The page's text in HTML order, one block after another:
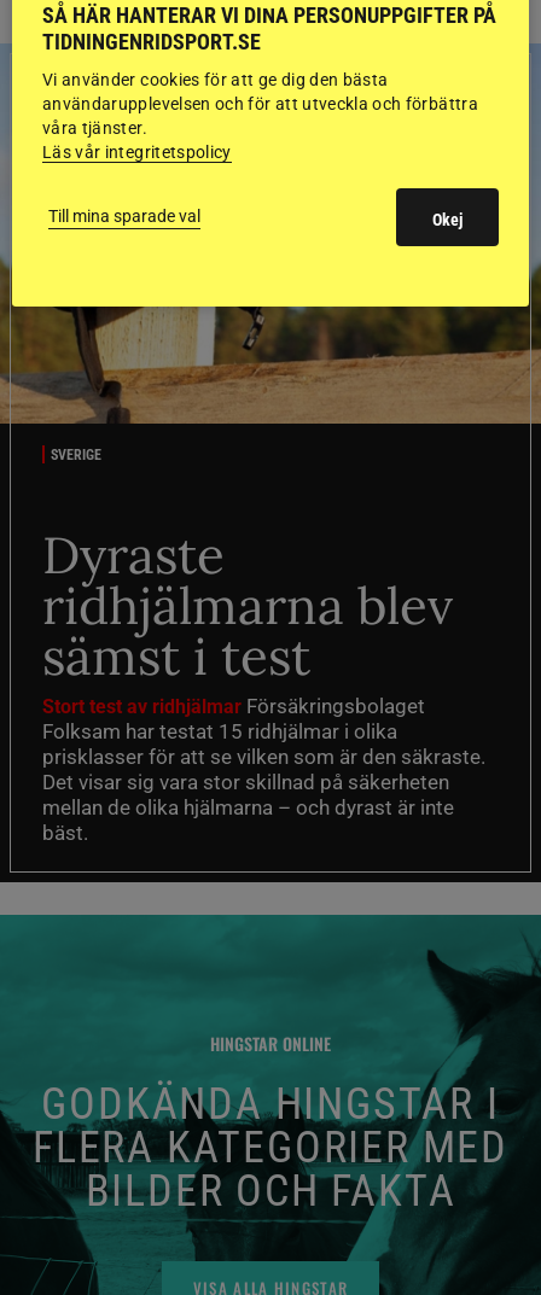
SVERIGE
Dyraste
ridhjälmarna blev
sämst i test
Stort test av ridhjälmar Försäkringsbolaget
Folksam har testat 15 ridhjälmar i olika
prisklasser för att se vilken som är den säkraste.
Det visar sig vara stor skillnad på säkerheten
mellan de olika hjälmarna – och dyrast är inte
bäst.
HINGSTAR ONLINE
GODKÄNDA HINGSTAR I
FLERA KATEGORIER MED
BILDER OCH FAKTA
VISA ALLA HINGSTAR
SÅ HÄR HANTERAR VI DINA PERSONUPPGIFTER PÅ
TIDNINGENRIDSPORT.SE
Vi använder cookies för att ge dig den bästa
användarupplevelsen och för att utveckla och förbättra
våra tjänster.
Läs vår integritetspolicy
Till mina sparade val Okej